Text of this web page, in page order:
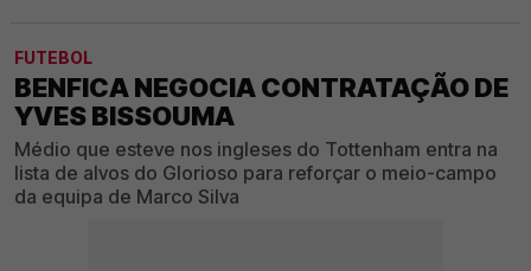
FUTEBOL
BENFICA NEGOCIA CONTRATAÇÃO DE
YVES BISSOUMA
Médio que esteve nos ingleses do Tottenham entra na
lista de alvos do Glorioso para reforçar o meio-campo
da equipa de Marco Silva